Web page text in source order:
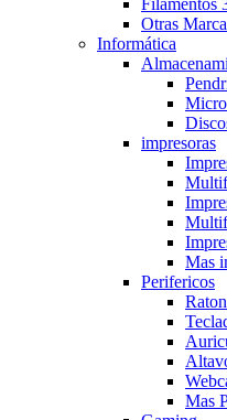
Filamentos
Otras
Informática
impresoras
Mas
Perifericos
Mas